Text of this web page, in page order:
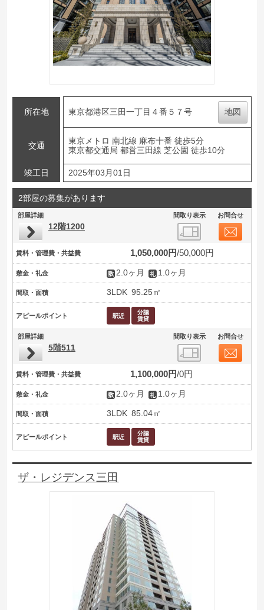
所在地 東京都港区三田一丁目４番５７号 地図
交通
東京メトロ 南北線 麻布十番 徒歩5分
東京都交通局 都営三田線 芝公園 徒歩10分
竣工日 2025年03月01日
2部屋の募集があります
部屋詳細 間取り表示 お問合せ
12階1200
賃料・管理費・共益費 1,050,000円 50,000円
敷金・礼金 2.0ヶ月 1.0ヶ月
間取・面積 3LDK 95.25㎡
アピールポイント
部屋詳細 間取り表示 お問合せ
5階511
賃料・管理費・共益費 1,100,000円 0円
敷金・礼金 2.0ヶ月 1.0ヶ月
間取・面積 3LDK 85.04㎡
アピールポイント
ザ・レジデンス三田